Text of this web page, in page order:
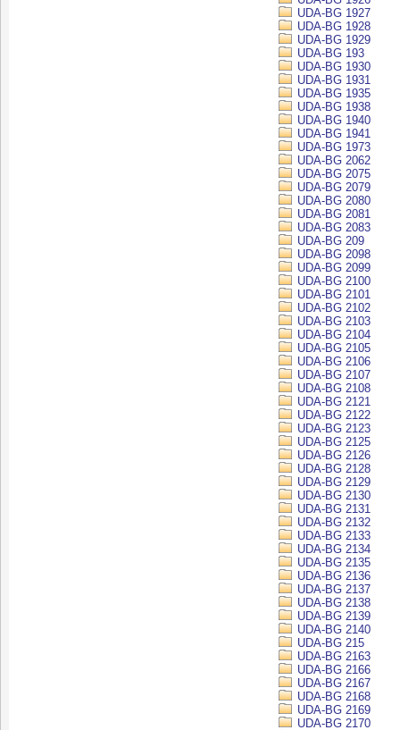
UDA-BG 1927
UDA-BG 1928
UDA-BG 1929
UDA-BG 193
UDA-BG 1930
UDA-BG 1931
UDA-BG 1935
UDA-BG 1938
UDA-BG 1940
UDA-BG 1941
UDA-BG 1973
UDA-BG 2062
UDA-BG 2075
UDA-BG 2079
UDA-BG 2080
UDA-BG 2081
UDA-BG 2083
UDA-BG 209
UDA-BG 2098
UDA-BG 2099
UDA-BG 2100
UDA-BG 2101
UDA-BG 2102
UDA-BG 2103
UDA-BG 2104
UDA-BG 2105
UDA-BG 2106
UDA-BG 2107
UDA-BG 2108
UDA-BG 2121
UDA-BG 2122
UDA-BG 2123
UDA-BG 2125
UDA-BG 2126
UDA-BG 2128
UDA-BG 2129
UDA-BG 2130
UDA-BG 2131
UDA-BG 2132
UDA-BG 2133
UDA-BG 2134
UDA-BG 2135
UDA-BG 2136
UDA-BG 2137
UDA-BG 2138
UDA-BG 2139
UDA-BG 2140
UDA-BG 215
UDA-BG 2163
UDA-BG 2166
UDA-BG 2167
UDA-BG 2168
UDA-BG 2169
UDA-BG 2170